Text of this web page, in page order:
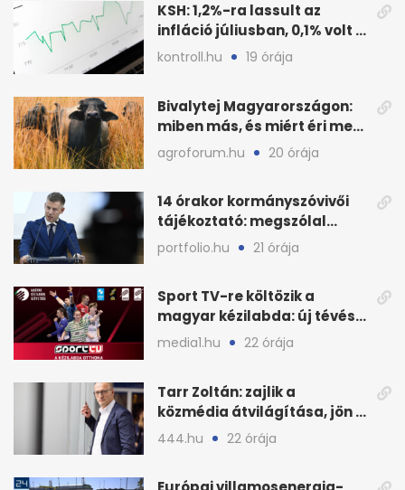
KSH: 1,2%-ra lassult az
infláció júliusban, 0,1% volt a
havi áresés
kontroll.hu 19 órája
Bivalytej Magyarországon:
miben más, és miért éri meg
feldolgozni?
agroforum.hu 20 órája
14 órakor kormányszóvivői
tájékoztató: megszólal
Magyar Péter is
portfolio.hu 21 órája
Sport TV-re költözik a
magyar kézilabda: új tévés
megállapodás
media1.hu 22 órája
Tarr Zoltán: zajlik a
közmédia átvilágítása, jön a
nyilvános véleményezés
444.hu 22 órája